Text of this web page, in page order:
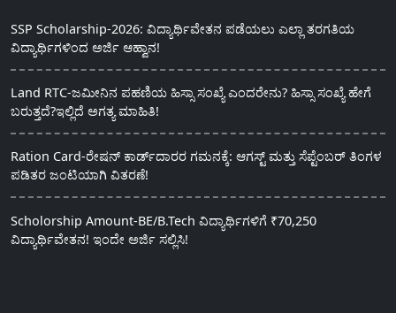
SSP Scholarship-2026: ವಿದ್ಯಾರ್ಥಿವೇತನ ಪಡೆಯಲು ಎಲ್ಲಾ ತರಗತಿಯ
ವಿದ್ಯಾರ್ಥಿಗಳಿಂದ ಅರ್ಜಿ ಆಹ್ವಾನ!
Land RTC-ಜಮೀನಿನ ಪಹಣಿಯ ಹಿಸ್ಸಾ ಸಂಖ್ಯೆ ಎಂದರೇನು? ಹಿಸ್ಸಾ ಸಂಖ್ಯೆ ಹೇಗೆ
ಬರುತ್ತದೆ?ಇಲ್ಲಿದೆ ಅಗತ್ಯ ಮಾಹಿತಿ!
Ration Card-ರೇಷನ್ ಕಾರ್ಡ್‍ದಾರರ ಗಮನಕ್ಕೆ: ಆಗಸ್ಟ್ ಮತ್ತು ಸೆಪ್ಟೆಂಬರ್ ತಿಂಗಳ
ಪಡಿತರ ಜಂಟಿಯಾಗಿ ವಿತರಣೆ!
Scholorship Amount-BE/B.Tech ವಿದ್ಯಾರ್ಥಿಗಳಿಗೆ ₹70,250
ವಿದ್ಯಾರ್ಥಿವೇತನ! ಇಂದೇ ಅರ್ಜಿ ಸಲ್ಲಿಸಿ!